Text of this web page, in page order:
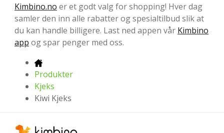
Kimbino.no er et godt valg for shopping! Hver dag
samler den inn alle rabatter og spesialtilbud slik at
du kan handle billigere. Last ned appen vår Kimbino
app og spar penger med oss.
Produkter
Kjeks
Kiwi Kjeks